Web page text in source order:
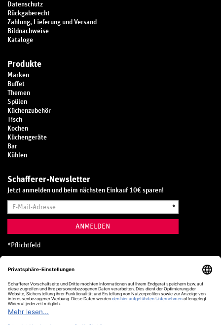
Datenschutz
Rückgaberecht
Zahlung, Lieferung und Versand
Bildnachweise
Kataloge
Produkte
Marken
Buffet
Themen
Spülen
Küchenzubehör
Tisch
Kochen
Küchengeräte
Bar
Kühlen
Schafferer-Newsletter
Jetzt anmelden und beim nächsten Einkauf 10€ sparen!
Mail-
*
ANMELDEN
* Pflichtfeld
Hotline
0800 20 70 300 (D)
Kostenlos aus dem deutschen Festnetz
24 Stunden / 365 Tage im Jahr